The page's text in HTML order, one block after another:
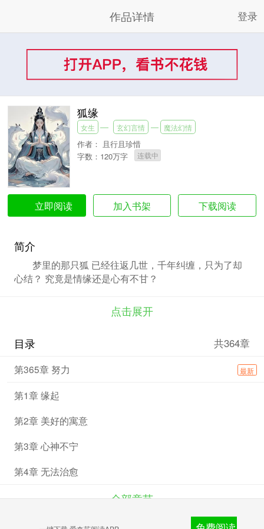
作品详情 登录
狐缘
女生 玄幻言情 魔法幻情
作者： 且行且珍惜
字数：120万字
连载中
立即阅读 加入书架 下载阅读
简介
梦里的那只狐 已经往返几世，千年纠缠，只为了却
心结？ 究竟是情缘还是心有不甘？
点击展开
目录 共364章
第365章 努力 最新
第1章 缘起
第2章 美好的寓意
第3章 心神不宁
第4章 无法治愈
全部章节